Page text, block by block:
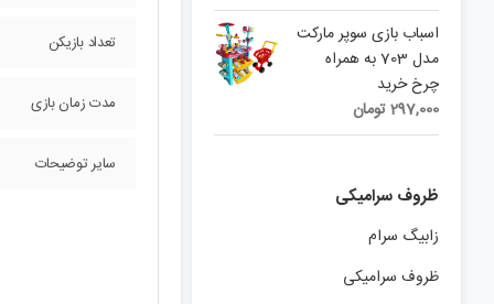
تعداد بازیکن
مدت زمان بازی
سایر توضیحات
اسباب بازی سوپر مارکت
مدل 703 به همراه
چرخ خرید
297,000تومان
ظروف سرامیکی
زابیگ سرام
ظروف سرامیکی